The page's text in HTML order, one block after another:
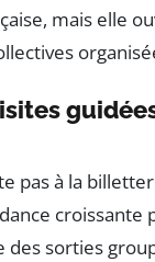
mais elle
pas à la
croissante
des sorties